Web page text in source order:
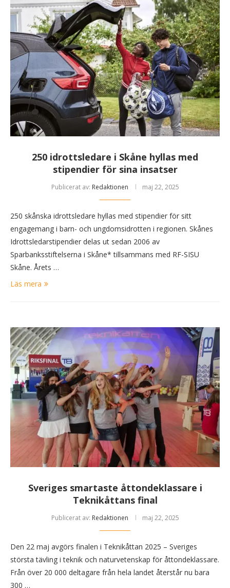
250 idrottsledare i Skåne hyllas med
stipendier för sina insatser
Publicerat av: Redaktionen maj 22, 2025
250 skånska idrottsledare hyllas med stipendier för sitt
engagemang i barn- och ungdomsidrotten i regionen. Skånes
Idrottsledarstipendier delas ut sedan 2006 av
Sparbanksstiftelserna i Skåne* tillsammans med RF-SISU
Skåne. Årets …
Läs mera
Sveriges smartaste åttondeklassare i
Teknikåttans final
Publicerat av: Redaktionen maj 22, 2025
Den 22 maj avgörs finalen i Teknikåttan 2025 – Sveriges
största tävling i teknik och naturvetenskap för åttondeklassare.
Från över 20 000 deltagare från hela landet återstår nu bara
300 …